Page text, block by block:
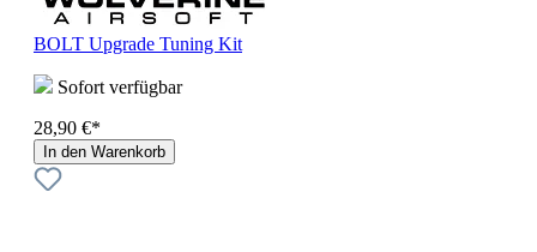
BOLT Upgrade Tuning Kit
Sofort verfügbar
28,90 €*
In den Warenkorb